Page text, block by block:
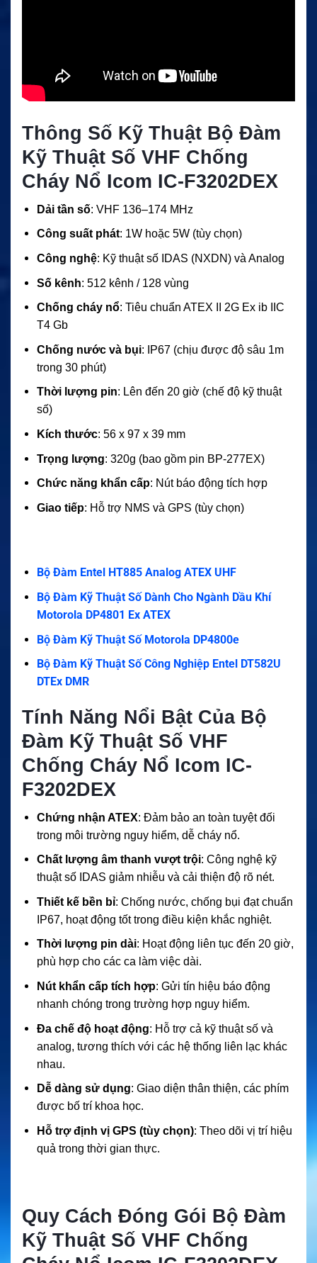
Thông Số Kỹ Thuật Bộ Đàm
Kỹ Thuật Số VHF Chống
Cháy Nổ Icom IC-F3202DEX
Dải tần số: VHF 136–174 MHz
Công suất phát: 1W hoặc 5W (tùy chọn)
Công nghệ: Kỹ thuật số IDAS (NXDN) và Analog
Số kênh: 512 kênh / 128 vùng
Chống cháy nổ: Tiêu chuẩn ATEX II 2G Ex ib IIC
T4 Gb
Chống nước và bụi: IP67 (chịu được độ sâu 1m
trong 30 phút)
Thời lượng pin: Lên đến 20 giờ (chế độ kỹ thuật
số)
Kích thước: 56 x 97 x 39 mm
Trọng lượng: 320g (bao gồm pin BP-277EX)
Chức năng khẩn cấp: Nút báo động tích hợp
Giao tiếp: Hỗ trợ NMS và GPS (tùy chọn)
Bộ Đàm Entel HT885 Analog ATEX UHF
Bộ Đàm Kỹ Thuật Số Dành Cho Ngành Dầu Khí
Motorola DP4801 Ex ATEX
Bộ Đàm Kỹ Thuật Số Motorola DP4800e
Bộ Đàm Kỹ Thuật Số Công Nghiệp Entel DT582U
DTEx DMR
Tính Năng Nổi Bật Của Bộ
Đàm Kỹ Thuật Số VHF
Chống Cháy Nổ Icom IC-
F3202DEX
Chứng nhận ATEX: Đảm bảo an toàn tuyệt đối
trong môi trường nguy hiểm, dễ cháy nổ.
Chất lượng âm thanh vượt trội: Công nghệ kỹ
thuật số IDAS giảm nhiễu và cải thiện độ rõ nét.
Thiết kế bền bỉ: Chống nước, chống bụi đạt chuẩn
IP67, hoạt động tốt trong điều kiện khắc nghiệt.
Thời lượng pin dài: Hoạt động liên tục đến 20 giờ,
phù hợp cho các ca làm việc dài.
Nút khẩn cấp tích hợp: Gửi tín hiệu báo động
nhanh chóng trong trường hợp nguy hiểm.
Đa chế độ hoạt động: Hỗ trợ cả kỹ thuật số và
analog, tương thích với các hệ thống liên lạc khác
nhau.
Dễ dàng sử dụng: Giao diện thân thiện, các phím
được bố trí khoa học.
Hỗ trợ định vị GPS (tùy chọn): Theo dõi vị trí hiệu
quả trong thời gian thực.
Quy Cách Đóng Gói Bộ Đàm
Kỹ Thuật Số VHF Chống